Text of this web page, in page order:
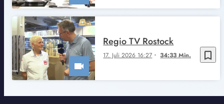
bookmark_border
17. Juli 2026 16:27 34:33 Min.
Regio TV Rostock